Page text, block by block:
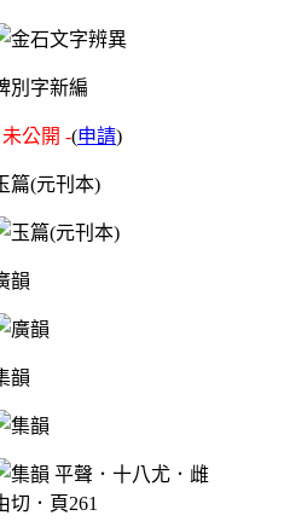
別字新編
公開 -(申請)
篇(元刊本)
韻
韻